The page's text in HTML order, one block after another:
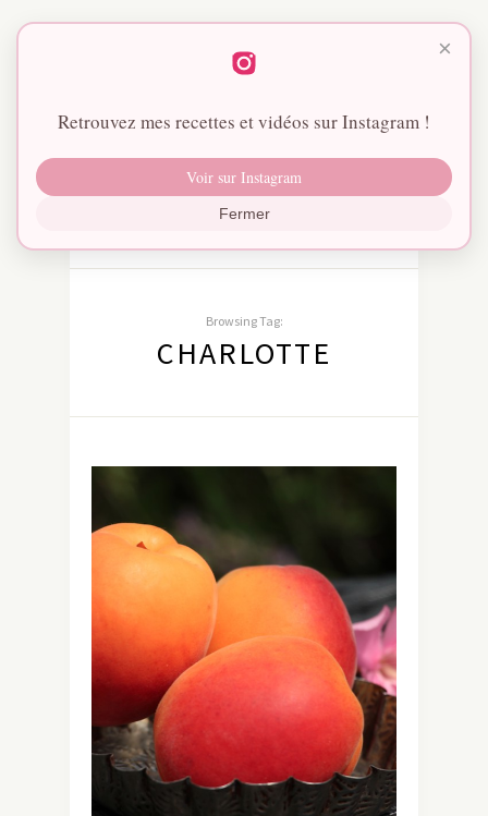
Browsing Tag:
CHARLOTTE
×
Retrouvez mes recettes et vidéos sur Instagram !
Voir sur Instagram
Fermer